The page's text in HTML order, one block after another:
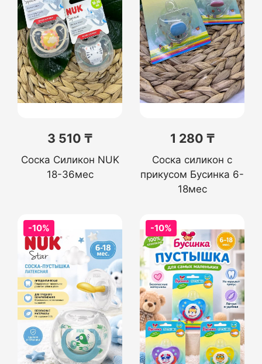
3 510 ₸
Соска Силикон NUK
18-36мес
1 280 ₸
Соска силикон с
прикусом Бусинка 6-
18мес
-10% -10%